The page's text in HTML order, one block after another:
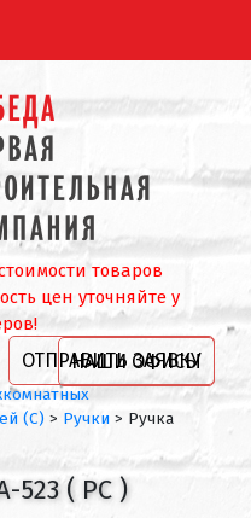
товаров
цен уточняйте у
ОТПРАВИТЬ ЗАЯВКУ
НАШИ ОФИСЫ
(С) > Ручки > Ручка
523 ( PC )